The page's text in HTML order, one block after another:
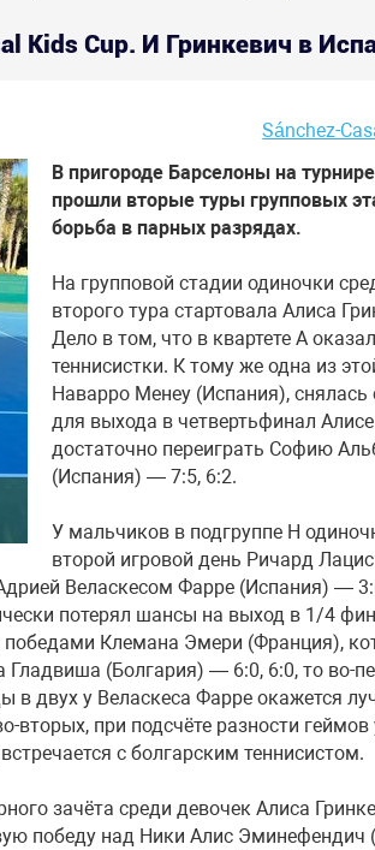
Kids Cup. И Гринкевич в
Sánchez-
В пригороде Барселоны на
прошли вторые туры групповых
борьба в парных разрядах.
На групповой стадии одиночки
второго тура стартовала Алиса
Дело в том, что в квартете А
теннисистки. К тому же одна из
Наварро Менеу (Испания), снялась
для выхода в четвертьфинал
достаточно переиграть Софию
(Испания) — 7:5, 6:2.
У мальчиков в подгруппе Н
второй игровой день Ричард
Веласкесом Фарре (Испания) —
потерял шансы на выход в 1/4
Клемана Эмери (Франция),
Гладвиша (Болгария) — 6:0, 6:0, то во-
в двух у Веласкеса Фарре окажется
вторых, при подсчёте разности
с болгарским теннисистом.
зачёта среди девочек Алиса
победу над Ники Алис Эминефендич